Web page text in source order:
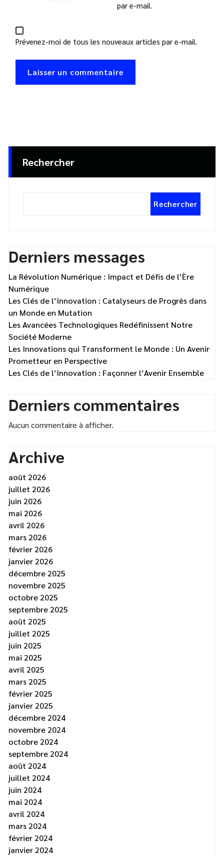
par e-mail.
Prévenez-moi de tous les nouveaux articles par e-mail.
Rechercher
Rechercher
Derniers messages
La Révolution Numérique : Impact et Défis de l’Ère
Numérique
Les Clés de l’Innovation : Catalyseurs de Progrès dans
un Monde en Mutation
Les Avancées Technologiques Redéfinissent Notre
Société Moderne
Les Innovations qui Transforment le Monde : Un Avenir
Prometteur en Perspective
Les Clés de l’Innovation : Façonner l’Avenir Ensemble
Derniers commentaires
Aucun commentaire à afficher.
Archive
août 2026
juillet 2026
juin 2026
mai 2026
avril 2026
mars 2026
février 2026
janvier 2026
décembre 2025
novembre 2025
octobre 2025
septembre 2025
août 2025
juillet 2025
juin 2025
mai 2025
avril 2025
mars 2025
février 2025
janvier 2025
décembre 2024
novembre 2024
octobre 2024
septembre 2024
août 2024
juillet 2024
juin 2024
mai 2024
avril 2024
mars 2024
février 2024
janvier 2024